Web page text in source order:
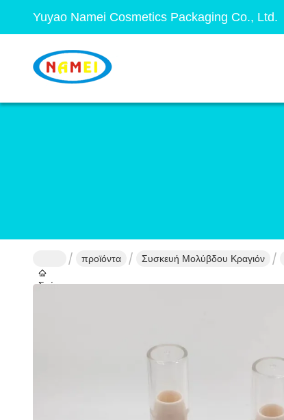
Yuyao Namei Cosmetics Packaging Co., Ltd.
Σπίτι
προϊόντα Συσκευή Μολύβδου Κραγιόν